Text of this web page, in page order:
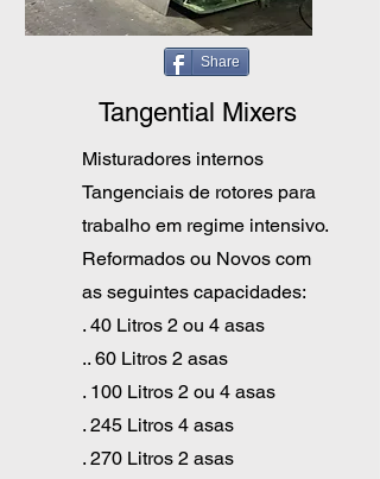
Share
Tangential Mixers
Misturadores internos
Tangenciais de rotores para
trabalho em regime intensivo.
Reformados ou Novos com
as seguintes capacidades:
. 40 Litros 2 ou 4 asas
.. 60 Litros 2 asas
. 100 Litros 2 ou 4 asas
. 245 Litros 4 asas
. 270 Litros 2 asas